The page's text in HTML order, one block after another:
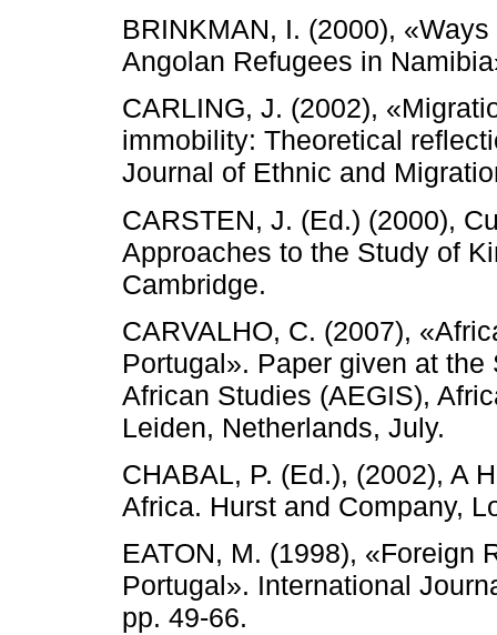
BRINKMAN, I. (2000),
Angolan Refugees in
CARLING, J. (2002),
immobility: Theoretical
Journal of Ethnic and
CARSTEN, J. (Ed.) (2000),
Approaches to the Study of
Cambridge.
CARVALHO, C. (2007),
Portugal». Paper given at
African Studies (AEGIS),
Leiden, Netherlands, July.
CHABAL, P. (Ed.), (2002), A
Africa. Hurst and Company,
EATON, M. (1998), «Foreign
Portugal». International
pp. 49-66.